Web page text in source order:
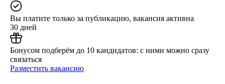
Вы платите только за публикацию, вакансия активна
30 дней
Бонусом подберём до 10 кандидатов: с ними можно сразу
связаться
Разместить вакансию